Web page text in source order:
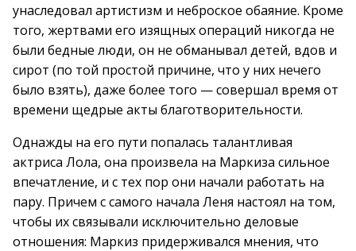
унаследовал артистизм и неброское обаяние. Кроме
того, жертвами его изящных операций никогда не
были бедные люди, он не обманывал детей, вдов и
сирот (по той простой причине, что у них нечего
было взять), даже более того — совершал время от
времени щедрые акты благотворительности.
Однажды на его пути попалась талантливая
актриса Лола, она произвела на Маркиза сильное
впечатление, и с тех пор они начали работать на
пару. Причем с самого начала Леня настоял на том,
чтобы их связывали исключительно деловые
отношения: Маркиз придерживался мнения, что